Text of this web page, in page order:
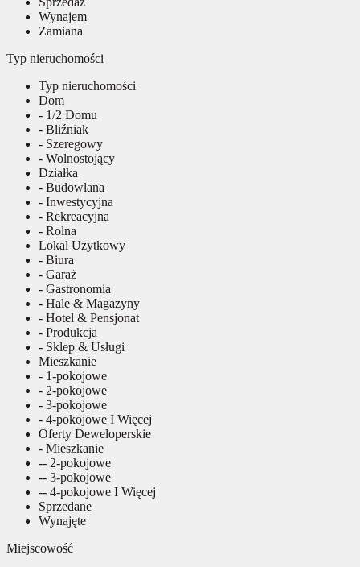
Wynajem
Zamiana
Typ nieruchomości
Typ nieruchomości
Dom
- 1/2 Domu
- Bliźniak
- Szeregowy
- Wolnostojący
Działka
- Budowlana
- Inwestycyjna
- Rekreacyjna
- Rolna
Lokal Użytkowy
- Biura
- Garaż
- Gastronomia
- Hale & Magazyny
- Hotel & Pensjonat
- Produkcja
- Sklep & Usługi
Mieszkanie
- 1-pokojowe
- 2-pokojowe
- 3-pokojowe
- 4-pokojowe I Więcej
Oferty Deweloperskie
- Mieszkanie
-- 2-pokojowe
-- 3-pokojowe
-- 4-pokojowe I Więcej
Sprzedane
Wynajęte
Miejscowość